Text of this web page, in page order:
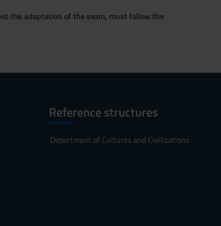
the adaptation of the exam, must follow the
Reference structures
Department of Cultures and Civilizations